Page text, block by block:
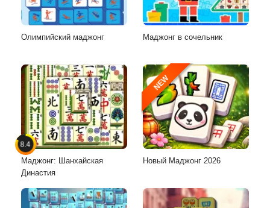
Олимпийский маджонг Маджонг в сочельник
8.4
Маджонг: Шанхайская
Династия
NEW
Новый Маджонг 2026